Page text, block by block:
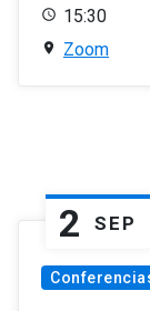
15:30
Zoom
2 SEP